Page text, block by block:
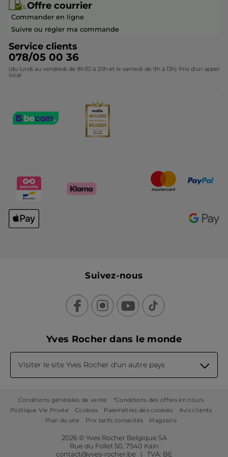
Collection de Noël
Questions & Réponses
Contactez-nous
Devenir franchisé ou gérant
Offre courrier
Commander en ligne
Suivre ou régler ma commande
Service clients
078/05 00 36
(du lundi au vendredi de 8h30 à 20h et le samedi de 9h à 13h) Prix d'un appel
local
Suivez-nous
Yves Rocher dans le monde
Visiter le site Yves Rocher d'un autre pays
Conditions générales de vente
*Conditions des offres en cours
Politique Vie Privée
Cookies Paramètres des cookies
Avis clients
Plan du site
Prix tarifs conseillés Magasins
2026 © Yves Rocher Belgique SA
Rue du Follet 50, 7540 Kain
contact@yves-rocher.be | TVA: BE